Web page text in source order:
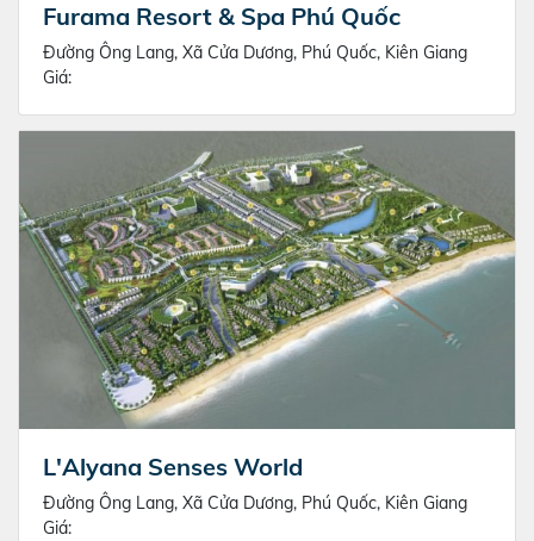
Furama Resort & Spa Phú Quốc
Đường Ông Lang, Xã Cửa Dương, Phú Quốc, Kiên Giang
Giá:
L'Alyana Senses World
Đường Ông Lang, Xã Cửa Dương, Phú Quốc, Kiên Giang
Giá: